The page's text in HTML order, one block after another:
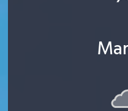
Son Dakika